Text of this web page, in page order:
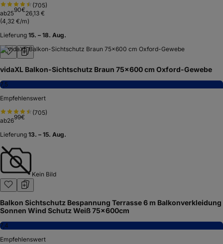
(705)
ab2590€26,13 €
(4,32 €/m)
Lieferung 15. – 18. Aug.
vidaXL Balkon-Sichtschutz Braun 75x600 cm Oxford-Gewebe
7,5
Empfehlenswert
(705)
ab2699€
Lieferung 13. – 15. Aug.
Kein Bild
Balkon Sichtschutz Bespannung Terrasse 6 m Balkonverkleidung
Sonnen Wind Schutz Weiß 75x600cm
7,4
Empfehlenswert